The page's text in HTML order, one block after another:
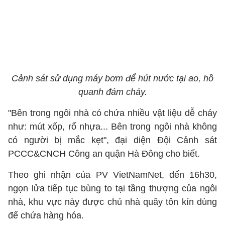
Cảnh sát sử dụng máy bơm để hút nước tại ao, hồ
quanh đám cháy.
"Bên trong ngôi nhà có chứa nhiều vật liệu dễ cháy
như: mút xốp, rổ nhựa... Bên trong ngôi nhà không
có người bị mắc kẹt", đại diện Đội Cảnh sát
PCCC&CNCH Công an quận Hà Đông cho biết.
Theo ghi nhận của PV VietNamNet, đến 16h30,
ngọn lửa tiếp tục bùng to tại tầng thượng của ngôi
nhà, khu vực này được chủ nhà quây tôn kín dùng
để chứa hàng hóa.